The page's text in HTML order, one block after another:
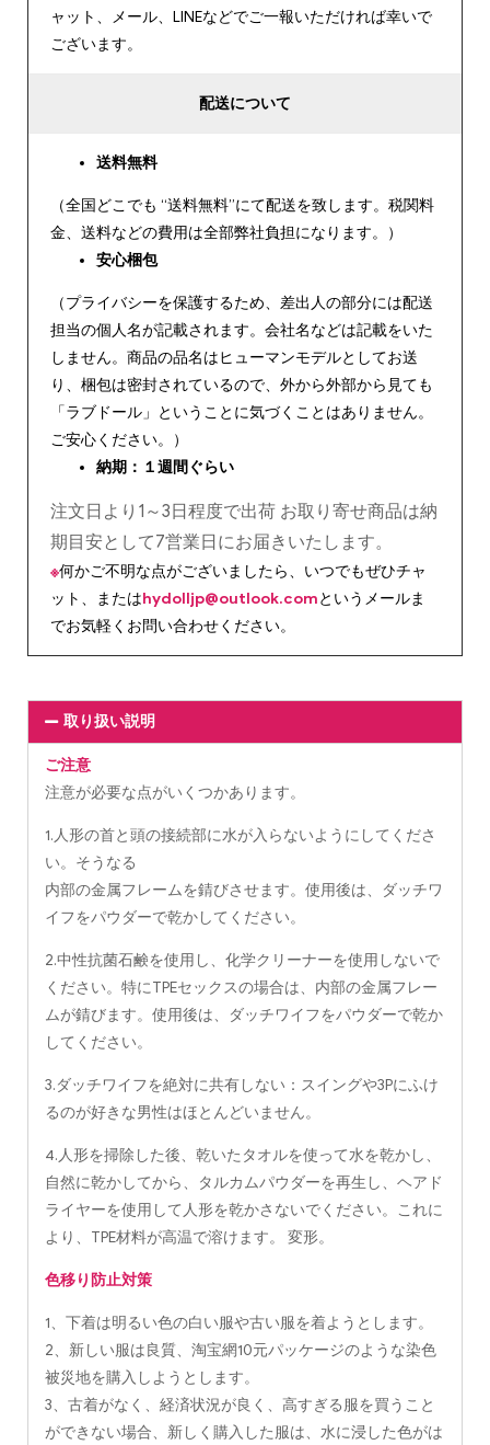
ャット、メール、LINEなどでご一報いただければ幸いで
ございます。
配送について
送料無料
（全国どこでも “送料無料”にて配送を致します。税関料
金、送料などの費用は全部弊社負担になります。）
安心梱包
（プライバシーを保護するため、差出人の部分には配送
担当の個人名が記載されます。会社名などは記載をいた
しません。商品の品名はヒューマンモデルとしてお送
り、梱包は密封されているので、外から外部から見ても
「ラブドール」ということに気づくことはありません。
ご安心ください。）
納期：１週間ぐらい
注文日より1～3日程度で出荷 お取り寄せ商品は納
期目安として7営業日にお届きいたします。
※何かご不明な点がございましたら、いつでもぜひチャ
ット、またはhydolljp@outlook.comというメールま
でお気軽くお問い合わせください。
取り扱い説明
ご注意
注意が必要な点がいくつかあります。
1.人形の首と頭の接続部に水が入らないようにしてくださ
い。そうなる
内部の金属フレームを錆びさせます。使用後は、ダッチワ
イフをパウダーで乾かしてください。
2.中性抗菌石鹸を使用し、化学クリーナーを使用しないで
ください。特にTPEセックスの場合は、内部の金属フレー
ムが錆びます。使用後は、ダッチワイフをパウダーで乾か
してください。
3.ダッチワイフを絶対に共有しない：スイングや3Pにふけ
るのが好きな男性はほとんどいません。
4.人形を掃除した後、乾いたタオルを使って水を乾かし、
自然に乾かしてから、タルカムパウダーを再生し、ヘアド
ライヤーを使用して人形を乾かさないでください。これに
より、TPE材料が高温で溶けます。 変形。
色移り防止対策
1、下着は明るい色の白い服や古い服を着ようとします。
2、新しい服は良質、淘宝網10元パッケージのような染色
被災地を購入しようとします。
3、古着がなく、経済状況が良く、高すぎる服を買うこと
ができない場合、新しく購入した服は、水に浸した色がは